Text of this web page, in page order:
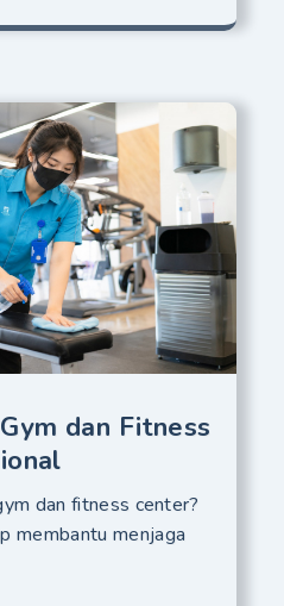
dan Fitness
dan fitness center?
membantu menjaga